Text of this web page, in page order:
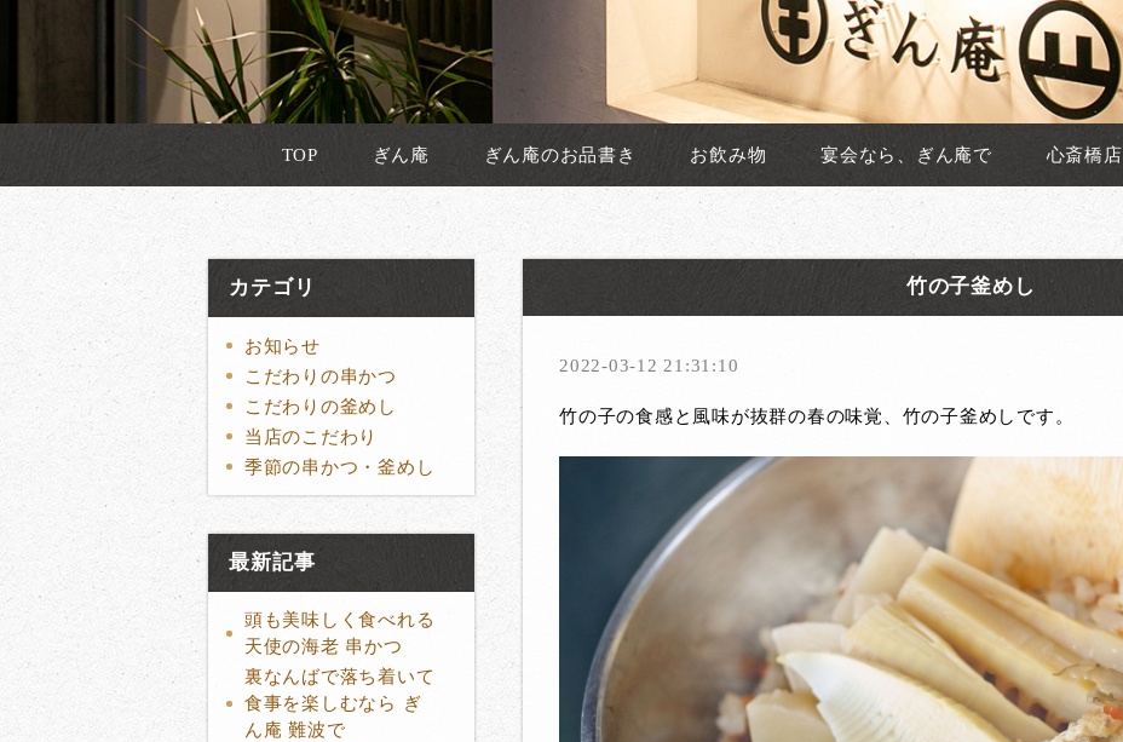
TOP ぎん庵 ぎん庵のお品書き お飲み物 宴会なら、ぎん庵で 心斎橋店
カテゴリ
お知らせ
こだわりの串かつ
こだわりの釜めし
当店のこだわり
季節の串かつ・釜めし
最新記事
頭も美味しく食べれる
天使の海老 串かつ
裏なんばで落ち着いて
食事を楽しむなら ぎ
ん庵 難波で
竹の子釜めし
2022-03-12 21:31:10
竹の子の食感と風味が抜群の春の味覚、竹の子釜めしです。